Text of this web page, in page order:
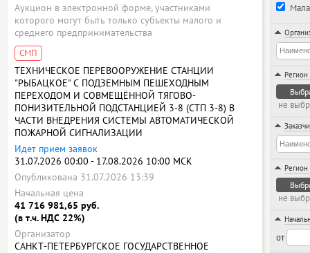
Аукцион в электронной форме, участниками
которого могут быть только субъекты малого и
среднего предпринимательства
СМП
ТЕХНИЧЕСКОЕ ПЕРЕВООРУЖЕНИЕ СТАНЦИИ
"РЫБАЦКОЕ" С ПОДЗЕМНЫМ ПЕШЕХОДНЫМ
ПЕРЕХОДОМ И СОВМЕЩЁННОЙ ТЯГОВО-
ПОНИЗИТЕЛЬНОЙ ПОДСТАНЦИЕЙ 3-8 (СТП 3-8) В
ЧАСТИ ВНЕДРЕНИЯ СИСТЕМЫ АВТОМАТИЧЕСКОЙ
ПОЖАРНОЙ СИГНАЛИЗАЦИИ
Идет прием заявок
31.07.2026 00:00 - 17.08.2026 10:00 МСК
Опубликована 31.07.2026 13:39
Начальная цена
41 716 981,65 руб.
(в т.ч. НДС 22%)
Организатор
САНКТ-ПЕТЕРБУРГСКОЕ ГОСУДАРСТВЕННОЕ
Регион
не
Регион
не
от